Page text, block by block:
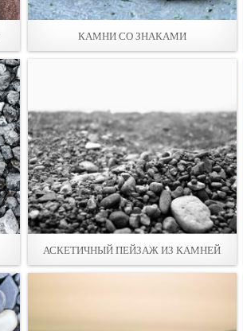
КАМНИ СО ЗНАКАМИ
АСКЕТИЧНЫЙ ПЕЙЗАЖ ИЗ КАМНЕЙ